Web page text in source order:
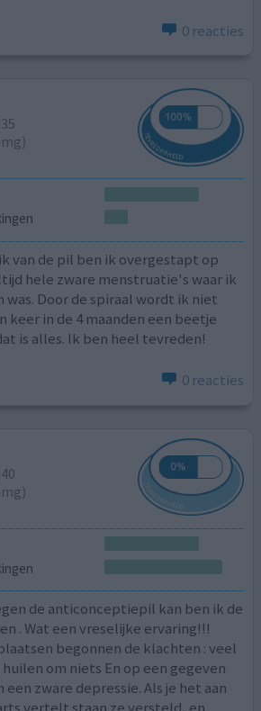
0 reacties
van de pil ben ik overgestapt op
hele zware menstruatie's waar ik
was. Door de spiraal wordt ik niet
keer in de 4 maanden een beetje
is alles. Ik ben heel tevreden!
0 reacties
de anticonceptiepil kan ben ik de
. Wat een vreselijke ervaring!!!
begonnen de klachten : veel
om niets En op een gegeven
zware depressie. Als je het aan